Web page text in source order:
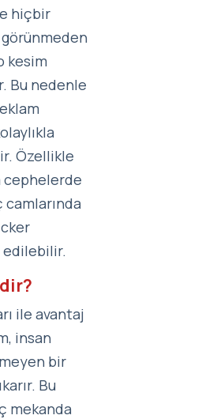
hiçbir
kesim
Bu nedenle
Özellikle
cephelerde
edilebilir.
ile avantaj
insan
bir
Bu
mekanda